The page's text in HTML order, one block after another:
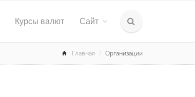
Курсы валют Сайт
Главная Организации